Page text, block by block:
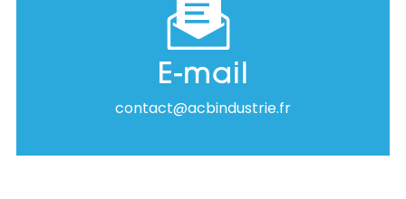
E-mail
contact@acbindustrie.fr